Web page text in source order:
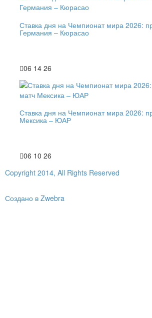
Ставка дня на Чемпионат мира 2026:
Германия – Кюрасао
06 14 26
Ставка дня на Чемпионат мира 2026:
Мексика – ЮАР
06 10 26
Copyright 2014, All Rights Reserved
Создано в Zwebra